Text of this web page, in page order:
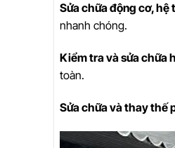
Sửa chữa động cơ,
nhanh chóng.
Kiểm tra và sửa chữa
toàn.
Sửa chữa và thay thế